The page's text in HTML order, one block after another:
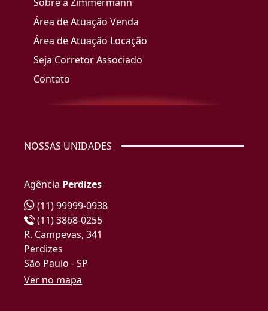
Área de Atuação Venda
Área de Atuação Locação
Seja Corretor Associado
Contato
NOSSAS UNIDADES
Agência Perdizes
(11) 99999-0938
(11) 3868-0255
R. Campevas, 341
Perdizes
São Paulo - SP
Ver no mapa